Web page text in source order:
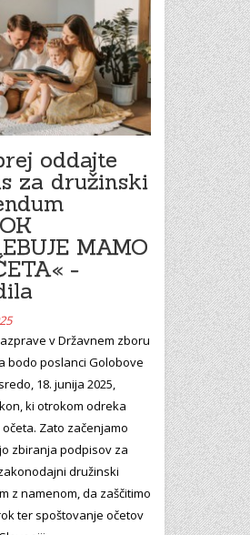
oddajte
za družinski
MAMO
-
v Državnem zboru
bodo poslanci Golobove
18. junija 2025,
ki otrokom odreka
Zato začenjamo
zbiranja podpisov za
družinski
z namenom, da zaščitimo
ter spoštovanje očetov